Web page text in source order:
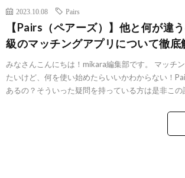
2023.10.08 Pairs
【Pairs（ペアーズ）】他と何が違
級のマッチングアプリについて徹底
みなさんこんにちは！mikara編集部です。 マッチ
たいけど、何を使い始めたらいいかわからない！
あるの？そういった疑問を持っている方は是非こ